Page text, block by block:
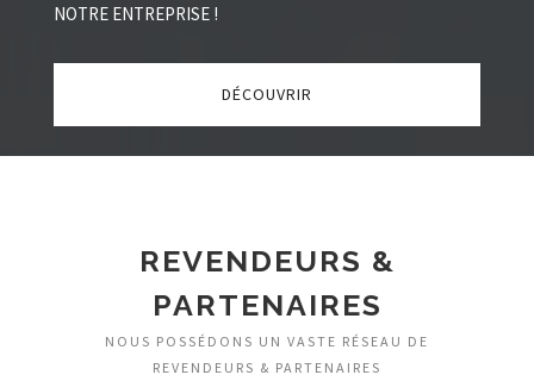
NOTRE ENTREPRISE !
DÉCOUVRIR
REVENDEURS &
PARTENAIRES
NOUS POSSÉDONS UN VASTE RÉSEAU DE
REVENDEURS & PARTENAIRES